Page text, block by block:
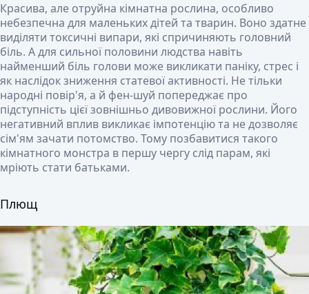
Красива, але отруйна кімнатна рослина, особливо
небезпечна для маленьких дітей та тварин. Воно здатне
виділяти токсичні випари, які спричиняють головний
біль. А для сильної половини людства навіть
найменший біль голови може викликати паніку, стрес і
як наслідок зниження статевої активності. Не тільки
народні повір'я, а й фен-шуй попереджає про
підступність цієї зовнішньо дивовижної рослини. Його
негативний вплив викликає імпотенцію та не дозволяє
сім'ям зачати потомство. Тому позбавитися такого
кімнатного монстра в першу чергу слід парам, які
мріють стати батьками.
Плющ